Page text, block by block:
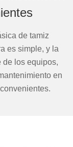
de tamiz
es simple, y la
los equipos,
en